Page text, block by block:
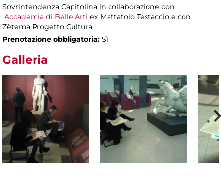
Sovrintendenza Capitolina in collaborazione con
Accademia di Belle Arti ex Mattatoio Testaccio e con
Zètema Progetto Cultura
Prenotazione obbligatoria: Sì
Galleria